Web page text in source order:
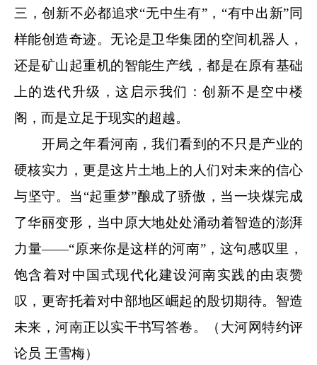
三，创新不必都追求“无中生有”，“有中出新”同
样能创造奇迹。无论是卫华集团的空间机器人，
还是矿山起重机的智能生产线，都是在原有基础
上的迭代升级，这启示我们：创新不是空中楼
阁，而是立足于现实的超越。
开局之年看河南，我们看到的不只是产业的
硬核实力，更是这片土地上的人们对未来的信心
与坚守。当“起重梦”酿成了骄傲，当一块煤完成
了华丽变形，当中原大地处处涌动着智造的澎湃
力量——“原来你是这样的河南”，这句感叹里，
饱含着对中国式现代化建设河南实践的由衷赞
叹，更寄托着对中部地区崛起的殷切期待。智造
未来，河南正以实干书写答卷。（大河网特约评
论员 王雪梅）